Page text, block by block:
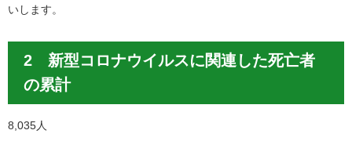
いします。
2 新型コロナウイルスに関連した死亡者
の累計
8,035人